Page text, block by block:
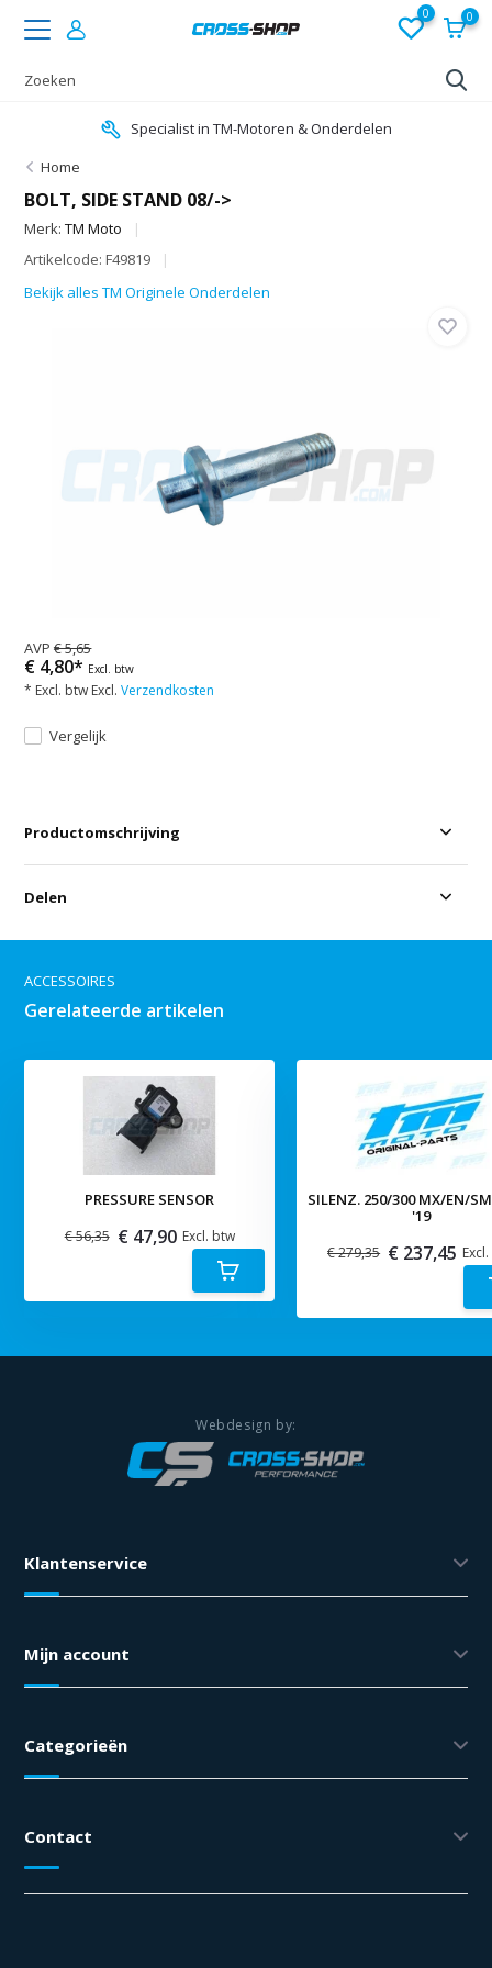
0 0
Specialist in TM-Motoren & Onderdelen
Home
BOLT, SIDE STAND 08/->
Merk:TM Moto
Artikelcode: F49819
Bekijk alles TM Originele Onderdelen
AVP€ 5,65
€ 4,80* Excl. btw
* Excl. btw Excl.Verzendkosten
Vergelijk
Productomschrijving
Delen
ACCESSOIRES
Gerelateerde artikelen
PRESSURE SENSOR
€ 56,35 € 47,90 Excl. btw
SILENZ. 250/300 MX/EN/
'19
€ 279,35 € 237,45
Klantenservice
Mijn account
Categorieën
Contact